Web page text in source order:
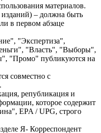
материалов.
– должна быть
в первом абзаце
"Экспертиза",
"Власть", "Выборы",
"Промо" публикуются на
совместно с
републикация и
которое содержит
EPA / UPG, строго
Я- Корреспондент